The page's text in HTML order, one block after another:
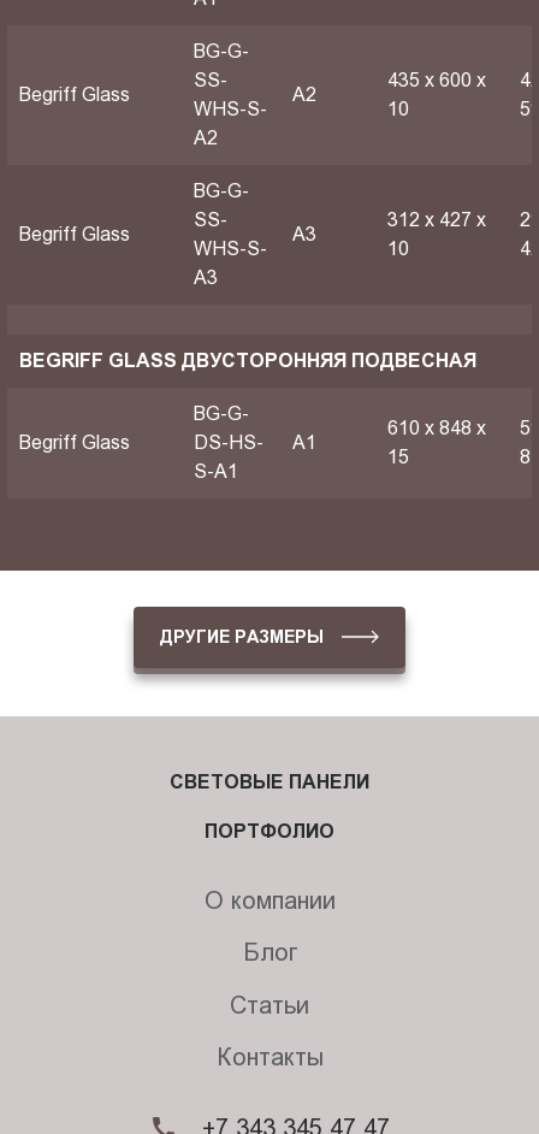
Begriff Glass
BG-G-
SS-
WHS-S-
A2
A2
435 х 600 х
10
Begriff Glass
BG-G-
SS-
WHS-S-
A3
A3
312 х 427 х
10
BEGRIFF GLASS ДВУСТОРОННЯЯ ПОДВЕСНАЯ
Begriff Glass
BG-G-
DS-HS-
S-A1
A1
610 х 848 х
15
ДРУГИЕ РАЗМЕРЫ
СВЕТОВЫЕ ПАНЕЛИ
ПОРТФОЛИО
О компании
Блог
Статьи
Контакты
+7 343 345 47 47